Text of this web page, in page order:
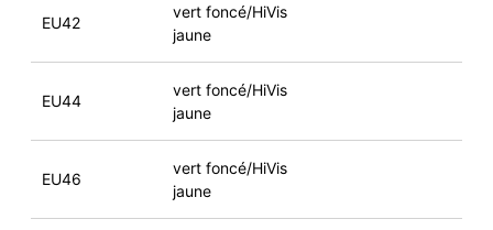
EU42
vert foncé/HiVis
jaune
EU44
vert foncé/HiVis
jaune
EU46
vert foncé/HiVis
jaune